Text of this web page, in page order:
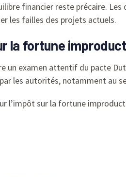
financier reste précaire.
les failles des projets actuels.
la fortune
examen attentif du pacte
les autorités, notamment au
l’impôt sur la fortune